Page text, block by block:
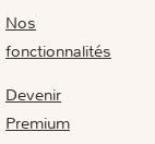
Nos
fonctionnalités
Devenir
Premium